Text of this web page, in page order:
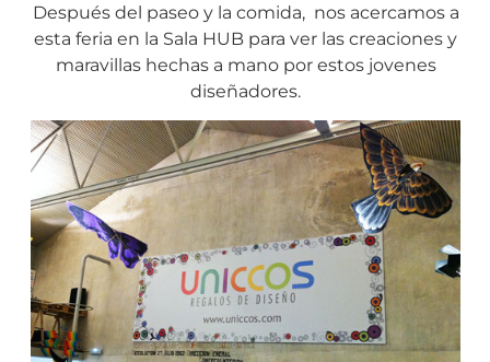
Después del paseo y la comida, nos acercamos a
esta feria en la Sala HUB para ver las creaciones y
maravillas hechas a mano por estos jovenes
diseñadores.